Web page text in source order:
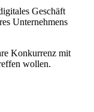
Geschäft
Unternehmens
Konkurrenz mit
wollen.